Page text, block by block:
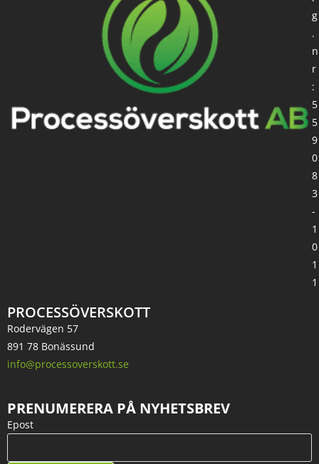
PROCESSÖVERSKOTT
Rodervägen 57
891 78 Bonässund
info@processoverskott.se
g
.
n
r
:
5
5
9
0
8
3
-
1
0
1
1
PRENUMERERA PÅ NYHETSBREV
Epost